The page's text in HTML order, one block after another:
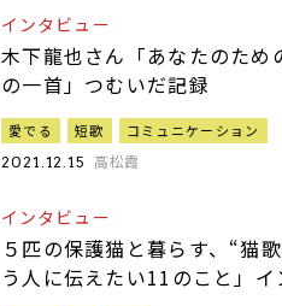
インタビュー
木下龍也さん「あなたのた
の一首」つむいだ記録
愛でる 短歌 コミュニケーション
2021.12.15 高松霞
インタビュー
５匹の保護猫と暮らす、“猫
う人に伝えたい11のこと」イ